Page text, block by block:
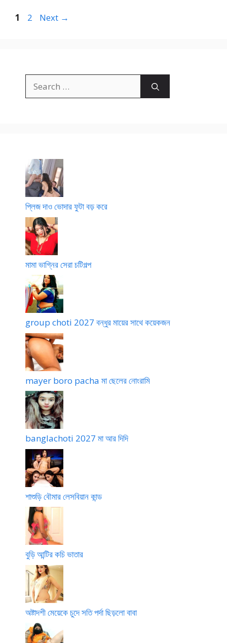
Page
1 Page
2 Next →
for:
প্লিজ দাও ভোদার ফুটা বড় করে
মামা ভাগ্নির সেরা চটিগল্প
group choti 2027 বন্ধুর মায়ের সাথে কয়েকজন
mayer boro pacha মা ছেলের নোংরামি
banglachoti 2027 মা আর দিদি
শাশুড়ি বৌমার লেসবিয়ান কান্ড
বুড়ি আন্টির কচি ভাতার
অষ্টাদশী মেয়েকে চুদে সতি পর্দা ছিড়লো বাবা